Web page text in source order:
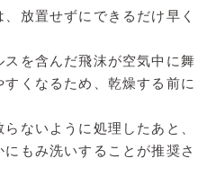
放置せずにできるだけ早く
を含んだ飛沫が空気中に舞
くなるため、乾燥する前に
ないように処理したあと、
もみ洗いすることが推奨さ